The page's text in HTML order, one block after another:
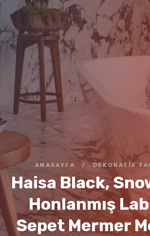
ANASAYFA / DEKORATIF
Haisa Black,
Honlanmış
Sepet Mermer